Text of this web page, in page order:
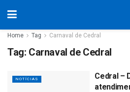
Home Tag Carnaval de Cedral
Tag: Carnaval de Cedral
NOTÍCIAS
Cedral –